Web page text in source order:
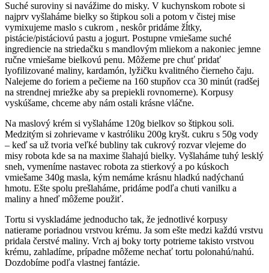
Suché suroviny si navážime do misky. V kuchynskom robote si
najprv vyšlaháme bielky so štipkou soli a potom v čistej mise
vymixujeme maslo s cukrom , neskôr pridáme žĺtky,
pistácie/pistáciovú pastu a jogurt. Postupne vmiešame suché
ingrediencie na striedačku s mandlovým mliekom a nakoniec jemne
ručne vmiešame bielkovú penu. Môžeme pre chuť pridať
lyofilizované maliny, kardamón, lyžičku kvalitného čierneho čaju.
Nalejeme do foriem a pečieme na 160 stupňov cca 30 minút (radšej
na strendnej mriežke aby sa prepiekli rovnomerne). Korpusy
vyskúšame, chceme aby nám ostali krásne vláčne.
Na maslový krém si vyšlaháme 120g bielkov so štipkou soli.
Medzitým si zohrievame v kastróliku 200g kryšt. cukru s 50g vody
– keď sa už tvoria veľké bubliny tak cukrový rozvar vlejeme do
misy robota kde sa na maxime šlahajú bielky. Vyšlaháme tuhý lesklý
sneh, vymeníme nastavec robota za stierkový a po kúskoch
vmiešame 340g masla, kým nemáme krásnu hladkú nadýchanú
hmotu. Ešte spolu prešlaháme, pridáme podľa chuti vanilku a
maliny a hneď môžeme použiť.
Tortu si vyskladáme jednoducho tak, že jednotlivé korpusy
natierame poriadnou vrstvou krému. Ja som ešte medzi každú vrstvu
pridala čerstvé maliny. Vrch aj boky torty potrieme takisto vrstvou
krému, zahladíme, prípadne môžeme nechať tortu polonahú/nahú.
Dozdobíme podľa vlastnej fantázie.